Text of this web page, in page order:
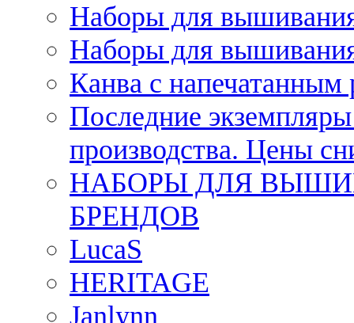
Наборы для
Наборы для
Канва с напечатанным
Последние
производства. Цены
НАБОРЫ ДЛЯ
БРЕНДОВ
LucaS
HERITAGE
Janlynn